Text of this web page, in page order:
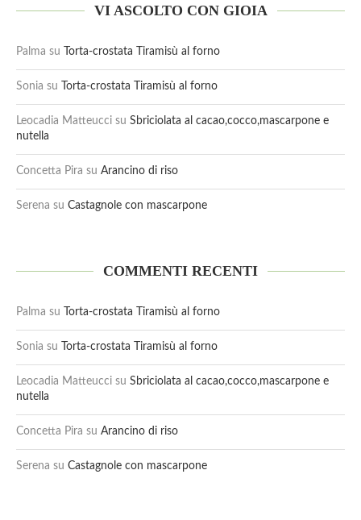
VI ASCOLTO CON GIOIA
Palma su Torta-crostata Tiramisù al forno
Sonia su Torta-crostata Tiramisù al forno
Leocadia Matteucci su Sbriciolata al cacao,cocco,mascarpone e
nutella
Concetta Pira su Arancino di riso
Serena su Castagnole con mascarpone
COMMENTI RECENTI
Palma su Torta-crostata Tiramisù al forno
Sonia su Torta-crostata Tiramisù al forno
Leocadia Matteucci su Sbriciolata al cacao,cocco,mascarpone e
nutella
Concetta Pira su Arancino di riso
Serena su Castagnole con mascarpone